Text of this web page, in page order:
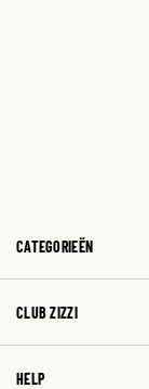
CATEGORIEËN
CLUB ZIZZI
HELP